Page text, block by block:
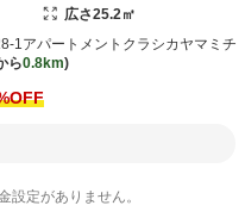
広さ25.2㎡
1アパートメントクラシカヤマミチ
ら0.8km
設定がありません。